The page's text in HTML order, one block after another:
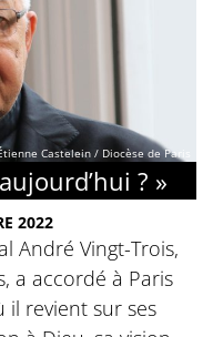
Castelein / Diocèse de Paris
? »
2022
André Vingt-Trois,
a accordé à Paris
revient sur ses